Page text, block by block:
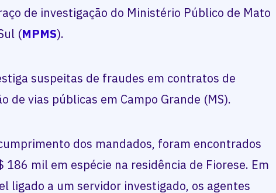
de investigação do Ministério Público de Mato
(MPMS).
suspeitas de fraudes em contratos de
de vias públicas em Campo Grande (MS).
dos mandados, foram encontrados
186 mil em espécie na residência de Fiorese. Em
ligado a um servidor investigado, os agentes